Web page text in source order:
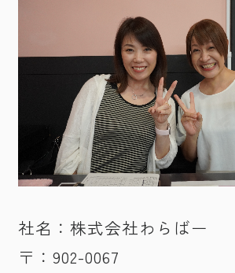
社名：株式会社わらばー
〒：902-0067